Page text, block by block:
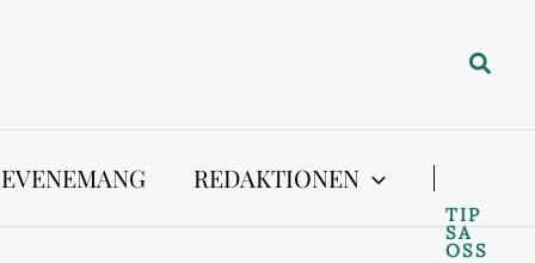
Sök
REDAKTIONEN
TIP
SA
OSS